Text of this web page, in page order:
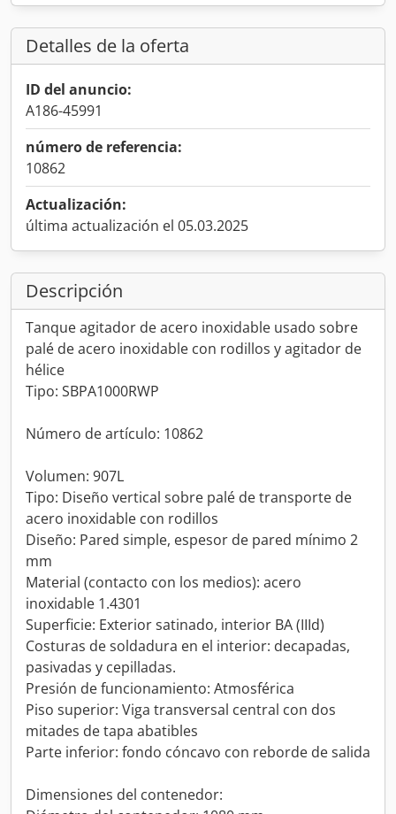
Detalles de la oferta
ID del anuncio:
A186-45991
número de referencia:
10862
Actualización:
última actualización el 05.03.2025
Descripción
Tanque agitador de acero inoxidable usado sobre
palé de acero inoxidable con rodillos y agitador de
hélice
Tipo: SBPA1000RWP
Número de artículo: 10862
Volumen: 907L
Tipo: Diseño vertical sobre palé de transporte de
acero inoxidable con rodillos
Diseño: Pared simple, espesor de pared mínimo 2
mm
Material (contacto con los medios): acero
inoxidable 1.4301
Superficie: Exterior satinado, interior BA (IIId)
Costuras de soldadura en el interior: decapadas,
pasivadas y cepilladas.
Presión de funcionamiento: Atmosférica
Piso superior: Viga transversal central con dos
mitades de tapa abatibles
Parte inferior: fondo cóncavo con reborde de salida
Dimensiones del contenedor: